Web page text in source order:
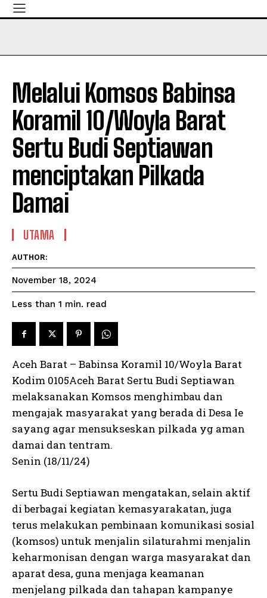
Melalui Komsos Babinsa
Koramil 10/Woyla Barat
Sertu Budi Septiawan
menciptakan Pilkada
Damai
UTAMA
AUTHOR:
November 18, 2024
Less than 1 min. read
Aceh Barat – Babinsa Koramil 10/Woyla Barat
Kodim 0105Aceh Barat Sertu Budi Septiawan
melaksanakan Komsos menghimbau dan
mengajak masyarakat yang berada di Desa Ie
sayang agar mensukseskan pilkada yg aman
damai dan tentram.
Senin (18/11/24)
Sertu Budi Septiawan mengatakan, selain aktif
di berbagai kegiatan kemasyarakatan, juga
terus melakukan pembinaan komunikasi sosial
(komsos) untuk menjalin silaturahmi menjalin
keharmonisan dengan warga masyarakat dan
aparat desa, guna menjaga keamanan
menjelang pilkada dan tahapan kampanye